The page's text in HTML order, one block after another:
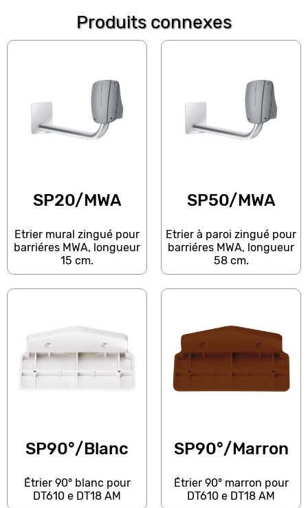
Produits connexes
SP20/MWA
Etrier mural zingué pour
barriéres MWA, longueur
15 cm.
SP50/MWA
Etrier à paroi zingué pour
barriéres MWA, longueur
58 cm.
SP90°/Blanc
Étrier 90° blanc pour
DT610 e DT18 AM
SP90°/Marron
Étrier 90° marron pour
DT610 e DT18 AM